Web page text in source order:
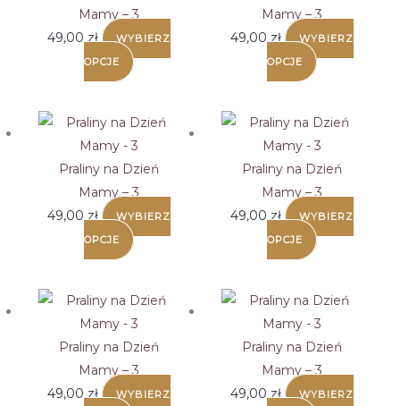
Mamy – 3
49,00 zł
WYBIERZ
OPCJE
Mamy – 3
49,00 zł
WYBIERZ
OPCJE
Praliny na Dzień
Mamy – 3
49,00 zł
WYBIERZ
OPCJE
Praliny na Dzień
Mamy – 3
49,00 zł
WYBIERZ
OPCJE
Praliny na Dzień
Mamy – 3
49,00 zł
WYBIERZ
Praliny na Dzień
Mamy – 3
49,00 zł
WYBIERZ